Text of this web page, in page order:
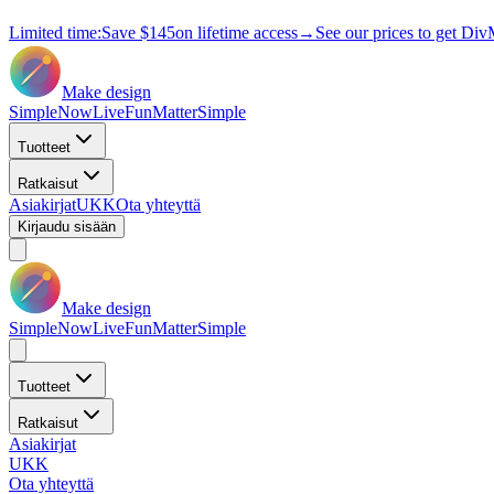
Limited time:Save $145on lifetime access→ See our prices to get
Make design
SimpleNowLiveFunMatterSimple
Tuotteet
Ratkaisut
AsiakirjatUKKOta yhteyttä
Kirjaudu sisään
Make design
SimpleNowLiveFunMatterSimple
Tuotteet
Ratkaisut
Asiakirjat
UKK
Ota yhteyttä